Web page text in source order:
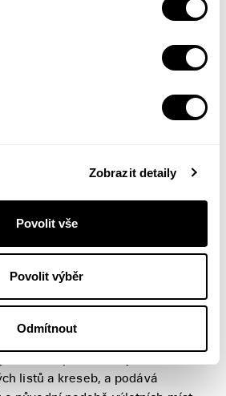
Zobrazit detaily
Povolit vše
Povolit výběr
Odmítnout
a výletní
Bečkové volně navazuje na edici
listů a kreseb, a podává